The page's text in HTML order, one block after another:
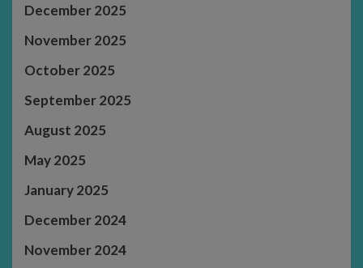
December 2025
November 2025
October 2025
September 2025
August 2025
May 2025
January 2025
December 2024
November 2024